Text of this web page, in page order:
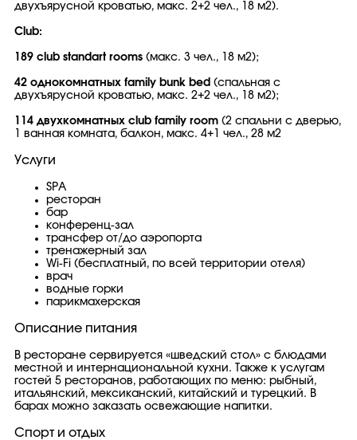
двухъярусной кроватью, макс. 2+2 чел., 18 м2).
Club:
189 club standart rooms (макс. 3 чел., 18 м2);
42 однокомнатных family bunk bed (спальная с
двухъярусной кроватью, макс. 2+2 чел., 18 м2);
114 двухкомнатных club family room (2 спальни с дверью,
1 ванная комната, балкон, макс. 4+1 чел., 28 м2
Услуги
SPA
ресторан
бар
конференц-зал
трансфер от/до аэропорта
тренажерный зал
Wi-Fi (бесплатный, по всей территории отеля)
врач
водные горки
парикмахерская
Описание питания
В ресторане сервируется «шведский стол» с блюдами
местной и интернациональной кухни. Также к услугам
гостей 5 ресторанов, работающих по меню: рыбный,
итальянский, мексиканский, китайский и турецкий. В
барах можно заказать освежающие напитки.
Спорт и отдых